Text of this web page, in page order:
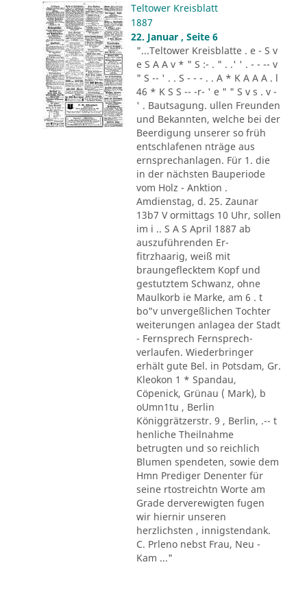
Teltower Kreisblatt
1887
22. Januar , Seite 6
"...Teltower Kreisblatte . e - S v
e S A A v * " S :- . " . .' ' . - - -- v
" S -- ' . . S - - - . . A * K A A A . l
46 * K S S -- -r- ' e " " S v s . v -
' . Bautsagung. ullen Freunden
und Bekannten, welche bei der
Beerdigung unserer so früh
entschlafenen nträge aus
ernsprechanlagen. Für 1. die
in der nächsten Bauperiode
vom Holz - Anktion .
Amdienstag, d. 25. Zaunar
13b7 V ormittags 10 Uhr, sollen
im i .. S A S April 1887 ab
auszuführenden Er-
fitrzhaarig, weiß mit
braungeflecktem Kopf und
gestutztem Schwanz, ohne
Maulkorb ie Marke, am 6 . t
bo"v unvergeßlichen Tochter
weiterungen anlagea der Stadt
- Fernsprech Fernsprech-
verlaufen. Wiederbringer
erhält gute Bel. in Potsdam, Gr.
Kleokon 1 * Spandau,
Cöpenick, Grünau ( Mark), b
oUmn1tu , Berlin
Königgrätzerstr. 9 , Berlin, .-- t
henliche Theilnahme
betrugten und so reichlich
Blumen spendeten, sowie dem
Hmn Prediger Denenter für
seine rtostreichtn Worte am
Grade derverewigten fugen
wir hiernir unseren
herzlichsten , innigstendank.
C. Prleno nebst Frau, Neu -
Kam ..."